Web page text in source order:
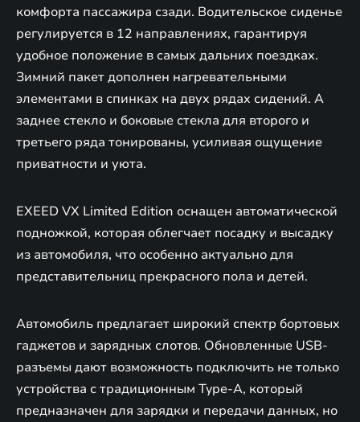
комфорта пассажира сзади. Водительское сиденье
регулируется в 12 направлениях, гарантируя
удобное положение в самых дальних поездках.
Зимний пакет дополнен нагревательными
элементами в спинках на двух рядах сидений. А
заднее стекло и боковые стекла для второго и
третьего ряда тонированы, усиливая ощущение
приватности и уюта.
EXEED VX Limited Edition оснащен автоматической
подножкой, которая облегчает посадку и высадку
из автомобиля, что особенно актуально для
представительниц прекрасного пола и детей.
Автомобиль предлагает широкий спектр бортовых
гаджетов и зарядных слотов. Обновленные USB-
разъемы дают возможность подключить не только
устройства с традиционным Type-A, который
предназначен для зарядки и передачи данных, но